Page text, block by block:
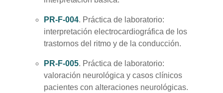
PR-F-004. Práctica de laboratorio:
interpretación electrocardiográfica de los
trastornos del ritmo y de la conducción.
PR-F-005. Práctica de laboratorio:
valoración neurológica y casos clínicos
pacientes con alteraciones neurológicas.